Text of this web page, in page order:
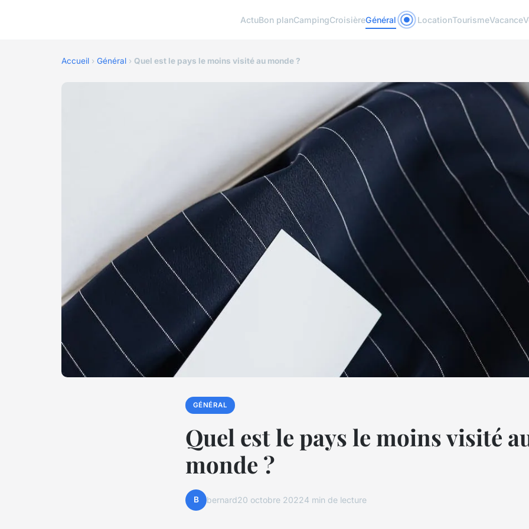
ActuBon planCampingCroisièreGénéral LocationTourismeVacance
Accueil › Général › Quel est le pays le moins visité au monde ?
GÉNÉRAL
Quel est le pays le moins visité
monde ?
B bernard20 octobre 20224 min de lecture